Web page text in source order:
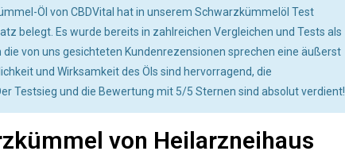
Öl von CBDVital hat in unserem Schwarzkümmelöl Test
belegt. Es wurde bereits in zahlreichen Vergleichen und Tests als
von uns gesichteten Kundenrezensionen sprechen eine äußerst
und Wirksamkeit des Öls sind hervorragend, die
Testsieg und die Bewertung mit 5/5 Sternen sind absolut verdient!
von Heilarzneihaus